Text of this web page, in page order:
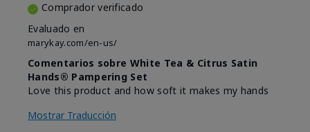
Comprador verificado
Evaluado en
marykay.com/en-us/
Comentarios sobre White Tea & Citrus Satin
Hands® Pampering Set
Love this product and how soft it makes my hands
Mostrar Traducción